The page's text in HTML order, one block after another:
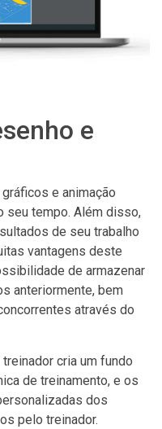
e
e animação
seu tempo. Além disso,
de seu trabalho
vantagens deste
de armazenar
anteriormente, bem
através do
cria um fundo
de treinamento, e os
dos
pelo treinador.